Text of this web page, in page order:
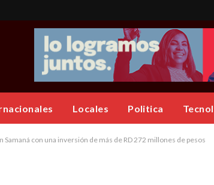
Locales Politica
con una inversión de más de RD 272 millones de pesos